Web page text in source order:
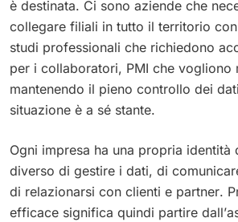
è destinata. Ci sono aziende che
collegare filiali in tutto il territorio
studi professionali che richiedono
per i collaboratori, PMI che vogliono
mantenendo il pieno controllo dei
situazione è a sé stante.
Ogni impresa ha una propria identità
diverso di gestire i dati, di
di relazionarsi con clienti e partner.
efficace significa quindi partire